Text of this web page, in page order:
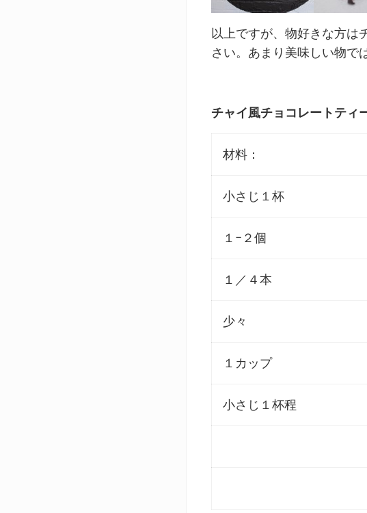
以上ですが、物好きな方は
さい。あまり美味しい物で
チャイ風チョコレートティ
材料：
小さじ１杯
１−２個
１／４本
少々
１カップ
小さじ１杯程